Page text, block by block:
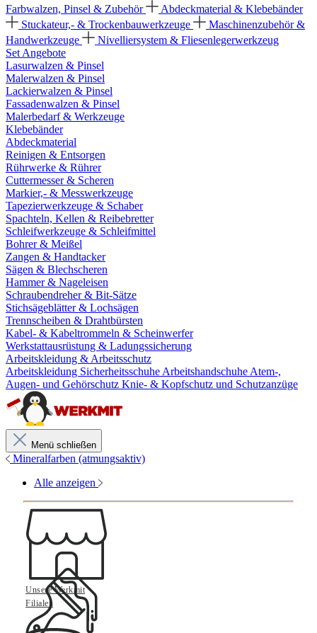
Farbwalzen, Pinsel & Zubehör
Abdeckmaterial & Klebebänder
Stuckateur,- & Trockenbauwerkzeuge
Maschinenzubehör &
Handwerkzeuge
Nivelliersystem & Fliesenlegerwerkzeug
Set Angebote
Lasurwalzen & Pinsel
Malerwalzen & Pinsel
Lackierwalzen & Pinsel
Fassadenwalzen & Pinsel
Malerbedarf & Werkzeuge
Klebebänder
Abdeckmaterial
Reinigen & Entsorgen
Rührwerke & Rührer
Cuttermesser & Scheren
Markier,- & Messwerkzeuge
Tapezierwerkzeuge & Schaber
Spachteln, Kellen & Reibebretter
Schleifwerkzeuge & Schleifmittel
Bohrer & Meißel
Zangen & Handtacker
Sägen & Blechscheren
Hammer & Nageleisen
Schraubendreher & Bit-Sätze
Stichsägeblätter & Lochsägen
Trennscheiben & Drahtbürsten
Kabel- & Kabeltrommeln & Scheinwerfer
Werkstattausrüstung & Ladungssicherung
Arbeitskleidung & Arbeitsschutz
Arbeitskleidung Sicherheitsschuhe Arbeitshandschuhe Atem-,
Augen- und Gehörschutz Knie- & Kopfschutz und Schutzanzüge
Menü schließen
Mineralfarben (atmungsaktiv)
Alle anzeigen
Unsere Werkmit
Filialen